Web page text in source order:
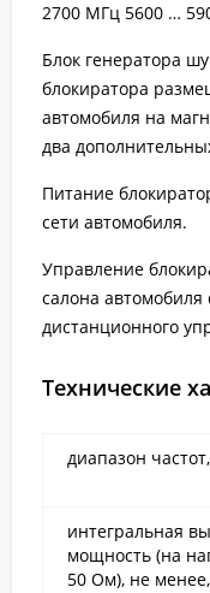
2700 МГц 5600 …
Блок генератора
блокиратора
автомобиля на
два
Питание
сети автомобиля.
Управление
салона
дистанционного
Технические
диапазон
интегральная
мощность (на
50 Ом), не